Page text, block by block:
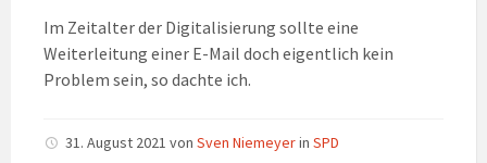
Im Zeitalter der Digitalisierung sollte eine
Weiterleitung einer E-Mail doch eigentlich kein
Problem sein, so dachte ich.
31. August 2021 von Sven Niemeyerin SPD